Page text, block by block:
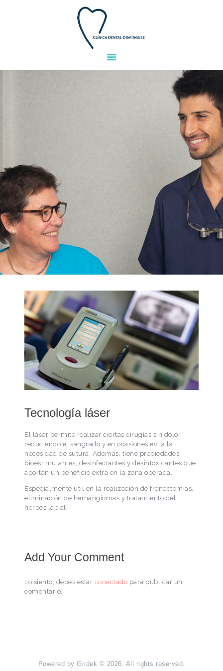
CONTACTO
Tecnología láser
El láser permite realizar ciertas cirugías sin dolor,
reduciendo el sangrado y en ocasiones evita la
necesidad de sutura. Además, tiene propiedades
bioestimulantes, desinfectantes y desintoxicantes que
aportan un beneficio extra en la zona operada.
Especialmente útil en la realización de frenectomías,
eliminación de hemangiomas y tratamiento del
herpes labial.
Add Your Comment
Lo siento, debes estar conectado para publicar un
comentario.
Powered by Gridek © 2026. All rights reserved.